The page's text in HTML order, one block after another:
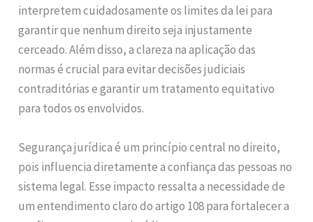
interpretem cuidadosamente os limites da lei para
garantir que nenhum direito seja injustamente
cerceado. Além disso, a clareza na aplicação das
normas é crucial para evitar decisões judiciais
contraditórias e garantir um tratamento equitativo
para todos os envolvidos.
Segurança jurídica é um princípio central no direito,
pois influencia diretamente a confiança das pessoas no
sistema legal. Esse impacto ressalta a necessidade de
um entendimento claro do artigo 108 para fortalecer a